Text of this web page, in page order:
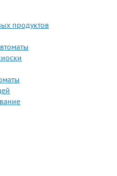
продуктов